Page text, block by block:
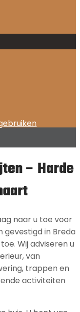
– Harde
naar u toe voor
gevestigd in Breda
toe. Wij adviseren u
van
trappen en
activiteiten